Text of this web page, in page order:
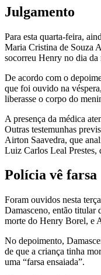
Julgamento
Para esta quarta-feira,
Maria Cristina de Souza
socorreu Henry no dia da
De acordo com o
que foi ouvido na
liberasse o corpo do
A presença da médica
Outras testemunhas
Airton Saavedra, que
Luiz Carlos Leal
Polícia vê farsa
Foram ouvidos nesta
Damasceno, então titular
morte do Henry Borel, e
No depoimento,
de que a criança tinha
uma “farsa ensaiada”.